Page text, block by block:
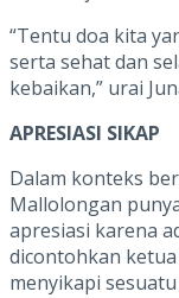
“Tentu doa kita
serta sehat dan
kebaikan,” urai
APRESIASI SIKAP
Dalam konteks
Mallolongan
apresiasi karena
dicontohkan ketua
menyikapi